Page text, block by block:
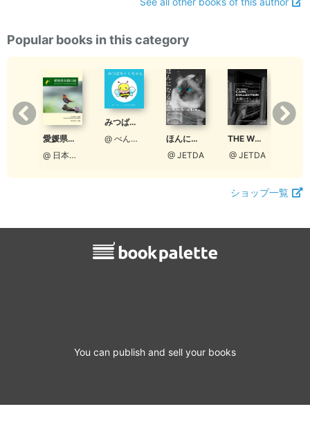
Popular books in this category
愛媛県鳥類目録 - Checklist of the Birds of Ehime
@ 日本野鳥の会愛媛
みつばちくくちゃん
@ べんちゃんまん
ほんになるねこ
@ JETDA
THE WORLD CARS COLLECTION 募集ガイド
@ JETDA
ショップ一覧
You can publish and sell your books